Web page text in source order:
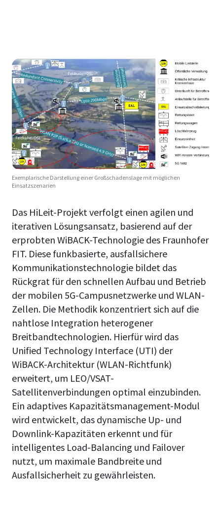
Exemplarische Darstellung einer Großschadenslage mit möglichen
Einsatzszenarien
Das HiLeit-Projekt verfolgt einen agilen und
iterativen Lösungsansatz, basierend auf der
erprobten WiBACK-Technologie des Fraunhofer
FIT. Diese funkbasierte, ausfallsichere
Kommunikationstechnologie bildet das
Rückgrat für den schnellen Aufbau und Betrieb
der mobilen 5G-Campusnetzwerke und WLAN-
Zellen. Die Methodik konzentriert sich auf die
nahtlose Integration heterogener
Breitbandtechnologien. Hierfür wird das
Unified Technology Interface (UTI) der
WiBACK-Architektur (WLAN-Richtfunk)
erweitert, um LEO/VSAT-
Satellitenverbindungen optimal einzubinden.
Ein adaptives Kapazitätsmanagement-Modul
wird entwickelt, das dynamische Up- und
Downlink-Kapazitäten erkennt und für
intelligentes Load-Balancing und Failover
nutzt, um maximale Bandbreite und
Ausfallsicherheit zu gewährleisten.